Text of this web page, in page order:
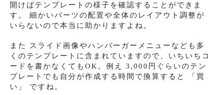
開けばテンプレートの様子を確認することができま
す。 細かいパーツの配置や全体のレイアウト調整が
いらないので本当に助かりますよね。
また スライド画像やハンバーガーメニューなども多
くのテンプレートに含まれていますので、いちいちコ
ードを書かなくてもOK。例え 3,000円ぐらいのテン
プレートでも自分が作成する時間で換算すると 「買
い」 ですね。